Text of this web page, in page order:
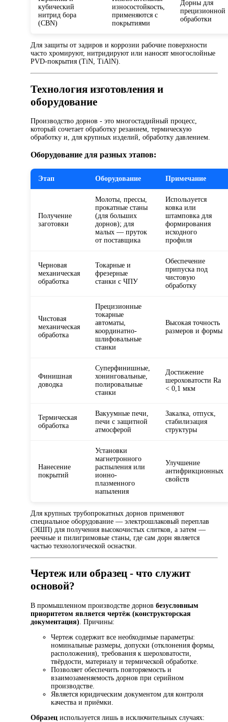
кубический
нитрид бора
(CBN)
износостойкость,
применяются с
покрытиями
Дорны для
прецизионной
обработки
Для защиты от задиров и коррозии рабочие поверхности
часто хромируют, нитридируют или наносят многослойные
PVD-покрытия (TiN, TiAlN).
Технология изготовления и
оборудование
Производство дорнов - это многостадийный процесс,
который сочетает обработку резанием, термическую
обработку и, для крупных изделий, обработку давлением.
Оборудование для разных этапов:
Этап Оборудование Примечание
Получение
заготовки
Молоты, прессы,
прокатные станы
(для больших
дорнов); для
малых — пруток
от поставщика
Используется
ковка или
штамповка для
формирования
исходного
профиля
Черновая
механическая
обработка
Токарные и
фрезерные
станки с ЧПУ
Обеспечение
припуска под
чистовую
обработку
Чистовая
механическая
обработка
Прецизионные
токарные
автоматы,
координатно-
шлифовальные
станки
Высокая точность
размеров и формы
Финишная
доводка
Суперфинишные,
хонинговальные,
полировальные
станки
Достижение
шероховатости Ra
< 0,1 мкм
Термическая
обработка
Вакуумные печи,
печи с защитной
атмосферой
Закалка, отпуск,
стабилизация
структуры
Нанесение
покрытий
Установки
магнетронного
распыления или
ионно-
плазменного
напыления
Улучшение
антифрикционных
свойств
Для крупных трубопрокатных дорнов применяют
специальное оборудование — электрошлаковый переплав
(ЭШП) для получения высокочистых слитков, а затем —
реечные и пилигримовые станы, где сам дорн является
частью технологической оснастки.
Чертеж или образец - что служит
основой?
В промышленном производстве дорнов безусловным
приоритетом является чертёж (конструкторская
документация) . Причины:
Чертеж содержит все необходимые параметры:
номинальные размеры, допуски (отклонения формы,
расположения), требования к шероховатости,
твёрдости, материалу и термической обработке.
Позволяет обеспечить повторяемость и
взаимозаменяемость дорнов при серийном
производстве.
Является юридическим документом для контроля
качества и приёмки.
Образец используется лишь в исключительных случаях: